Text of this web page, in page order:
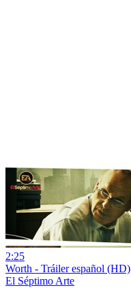
2:25
Worth - Tráiler español (HD)
El Séptimo Arte